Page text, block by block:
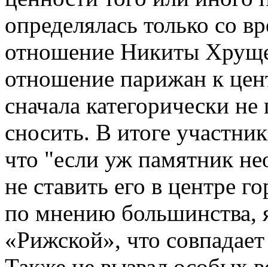
определялась только со
отношение Никиты
отношение парижан к
сначала категорически
сносить. В итоге
что "если уж памятник
не ставить его в центре
по мнению большинства,
«Рижской», что